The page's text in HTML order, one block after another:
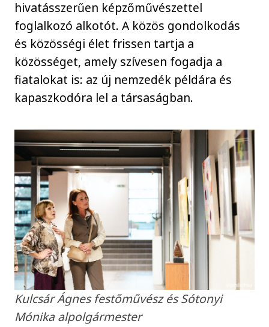
hivatásszerűen képzőművészettel
foglalkozó alkotót. A közös gondolkodás
és közösségi élet frissen tartja a
közösséget, amely szívesen fogadja a
fiatalokat is: az új nemzedék példára és
kapaszkodóra lel a társaságban.
Kulcsár Ágnes festőművész és Sótonyi
Mónika alpolgármester